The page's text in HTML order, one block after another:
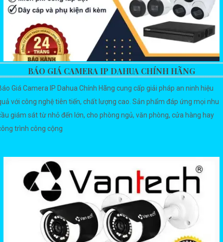
BÁO GIÁ CAMERA IP DAHUA CHÍNH HÃNG
Giá Camera IP Dahua Chính Hãng cung cấp giải pháp an ninh hiệu
với công nghệ tiên tiến, chất lượng cao. Sản phẩm đáp ứng mọi nhu
giám sát từ nhỏ đến lớn, cho phòng ngủ, văn phòng, cửa hàng hay
trình công cộng